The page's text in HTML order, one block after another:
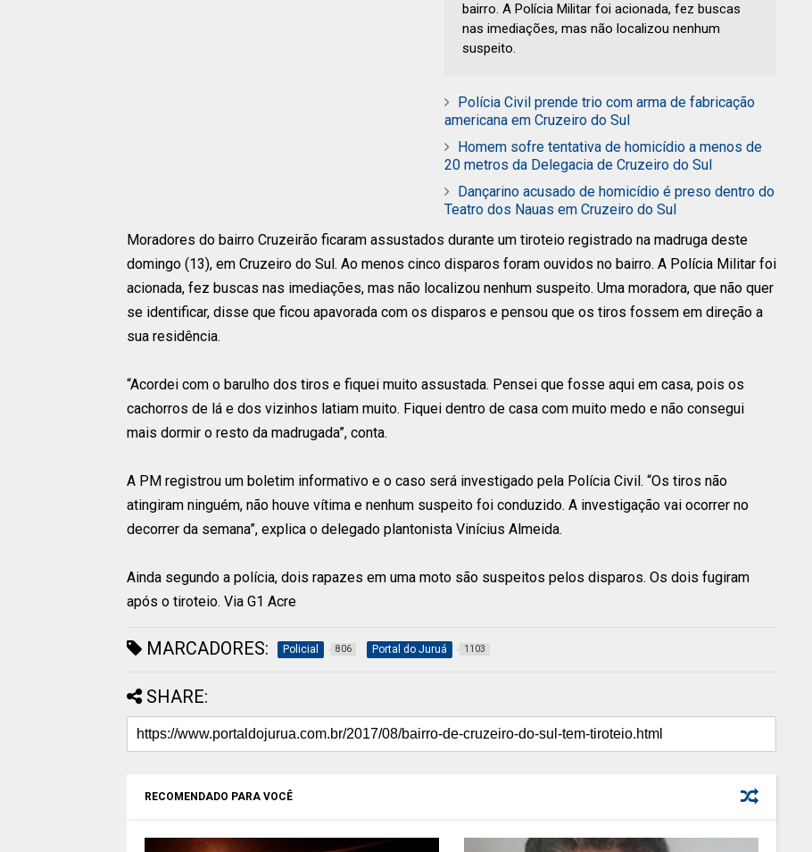
bairro. A Polícia Militar foi acionada, fez buscas
nas imediações, mas não localizou nenhum
suspeito.
Polícia Civil prende trio com arma de fabricação
americana em Cruzeiro do Sul
Homem sofre tentativa de homicídio a menos de
20 metros da Delegacia de Cruzeiro do Sul
Dançarino acusado de homicídio é preso dentro do
Teatro dos Nauas em Cruzeiro do Sul
Moradores do bairro Cruzeirão ficaram assustados durante um tiroteio registrado na madruga deste
domingo (13), em Cruzeiro do Sul. Ao menos cinco disparos foram ouvidos no bairro. A Polícia Militar foi
acionada, fez buscas nas imediações, mas não localizou nenhum suspeito. Uma moradora, que não quer
se identificar, disse que ficou apavorada com os disparos e pensou que os tiros fossem em direção a
sua residência.
“Acordei com o barulho dos tiros e fiquei muito assustada. Pensei que fosse aqui em casa, pois os
cachorros de lá e dos vizinhos latiam muito. Fiquei dentro de casa com muito medo e não consegui
mais dormir o resto da madrugada”, conta.
A PM registrou um boletim informativo e o caso será investigado pela Polícia Civil. “Os tiros não
atingiram ninguém, não houve vítima e nenhum suspeito foi conduzido. A investigação vai ocorrer no
decorrer da semana”, explica o delegado plantonista Vinícius Almeida.
Ainda segundo a polícia, dois rapazes em uma moto são suspeitos pelos disparos. Os dois fugiram
após o tiroteio. Via G1 Acre
MARCADORES: Policial 806 Portal do Juruá 1103
SHARE:
RECOMENDADO PARA VOCÊ